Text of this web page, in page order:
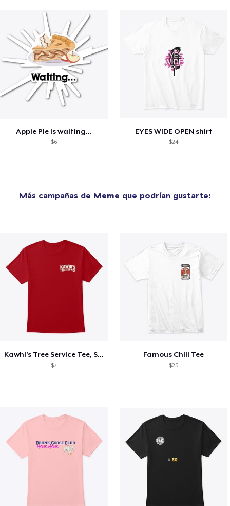
Apple Pie is waiting...
$6
EYES WIDE OPEN shirt
$24
Más campañas de Meme que podrían gustarte:
Kawhi’s Tree Service Tee, Shirts, Mug
$7
Famous Chili Tee
$25